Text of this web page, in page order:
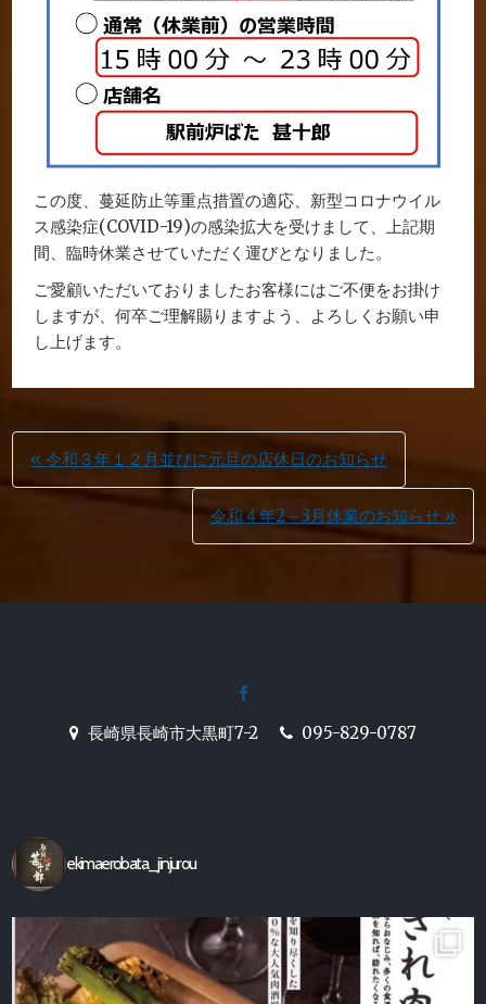
この度、蔓延防止等重点措置の適応、新型コロナウイル
ス感染症(COVID-19)の感染拡大を受けまして、上記期
間、臨時休業させていただく運びとなりました。
ご愛顧いただいておりましたお客様にはご不便をお掛け
しますが、何卒ご理解賜りますよう、よろしくお願い申
し上げます。
投
稿
« 令和３年１２月並びに元旦の店休日のお知らせ
令和４年2～3月休業のお知らせ »
長崎駅前の炉端焼き居酒屋
長崎県長崎市大黒町7-2
095-829-0787
ekimaerobata_jinjurou